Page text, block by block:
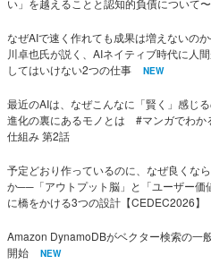
い」を越えることと認知的負債について〜
なぜAIで速く作れても成果は増えないの
川卓也氏が説く、AIネイティブ時代に人
してはいけない2つの仕事
NEW
最近のAIは、なぜこんなに「賢く」感じ
進化の裏にあるモノとは #マンガでわか
仕組み 第2話
予定どおり作っているのに、なぜ良くな
か──「アウトプット脳」と「ユーザー価
に橋をかける3つの設計【CEDEC2026】
Amazon DynamoDBがベクター検索の一
開始
NEW